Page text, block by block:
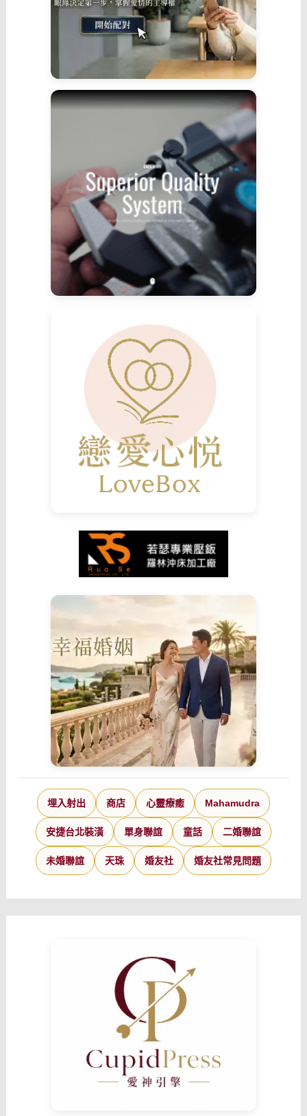
埋入射出 商店 心靈療癒 Mahamudra
安捷台北裝潢 單身聯誼 童話 二婚聯誼
未婚聯誼 天珠 婚友社 婚友社常見問題